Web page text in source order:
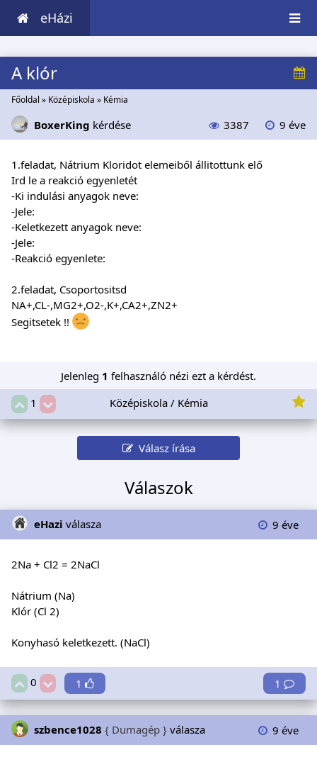
eHázi
A klór
Főoldal » Középiskola » Kémia
BoxerKing kérdése 3387 9 éve
1.feladat, Nátrium Kloridot elemeiből állitottunk elő
Ird le a reakció egyenletét
-Ki indulási anyagok neve:
-Jele:
-Keletkezett anyagok neve:
-Jele:
-Reakció egyenlete:
2.feladat, Csoportositsd
NA+,CL-,MG2+,O2-,K+,CA2+,ZN2+
Segitsetek !!
Jelenleg 1 felhasználó nézi ezt a kérdést.
1
Középiskola / Kémia
Válasz írása
Válaszok
eHazi válasza 9 éve
2Na + Cl2 = 2NaCl
Nátrium (Na)
Klór (Cl 2)
Konyhasó keletkezett. (NaCl)
0 1 1
szbence1028 { Dumagép } válasza 9 éve